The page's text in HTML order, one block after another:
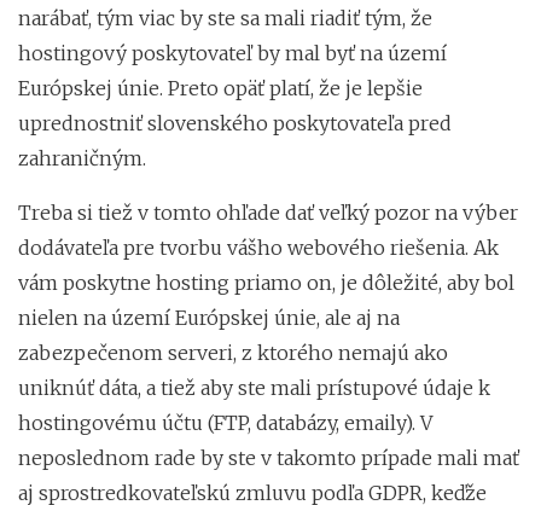
narábať, tým viac by ste sa mali riadiť tým, že
hostingový poskytovateľ by mal byť na území
Európskej únie. Preto opäť platí, že je lepšie
uprednostniť slovenského poskytovateľa pred
zahraničným.
Treba si tiež v tomto ohľade dať veľký pozor na výber
dodávateľa pre tvorbu vášho webového riešenia. Ak
vám poskytne hosting priamo on, je dôležité, aby bol
nielen na území Európskej únie, ale aj na
zabezpečenom serveri, z ktorého nemajú ako
uniknúť dáta, a tiež aby ste mali prístupové údaje k
hostingovému účtu (FTP, databázy, emaily). V
neposlednom rade by ste v takomto prípade mali mať
aj sprostredkovateľskú zmluvu podľa GDPR, keďže